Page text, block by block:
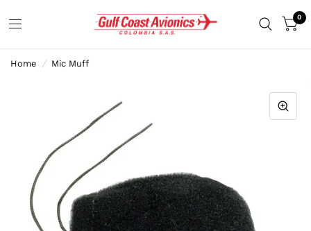
0
Home / Mic Muff